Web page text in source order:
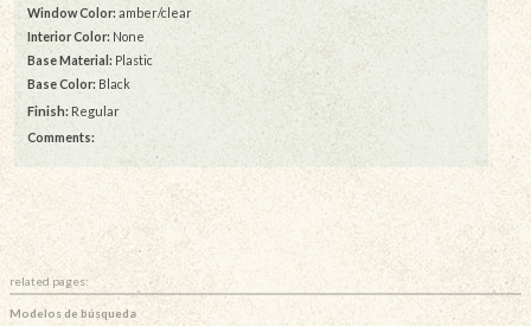
Window Color: amber/clear
Interior Color: None
Base Material: Plastic
Base Color: Black
Finish: Regular
Comments:
related pages:
Modelos de búsqueda